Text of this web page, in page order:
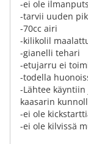
-ei ole
-tarvii uuden
-70cc airi
-kilikolil
-gianelli tehari
-etujarru ei
-todella
-Lähtee
kaasarin
-ei ole
-ei ole kilvissä